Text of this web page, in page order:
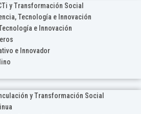
y Transformación Social
Tecnología e Innovación
e Innovación
e Innovador
y Transformación Social